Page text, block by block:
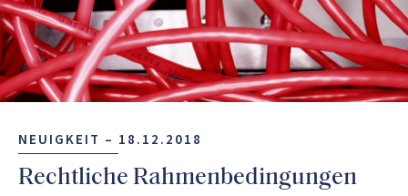
NEUIGKEIT – 18.12.2018
Rechtliche Rahmenbedingungen